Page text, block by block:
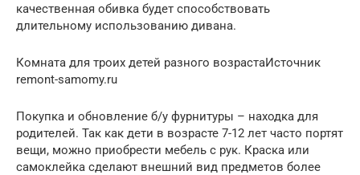
качественная обивка будет способствовать
длительному использованию дивана.
Комната для троих детей разного возрастаИсточник
remont-samomy.ru
Покупка и обновление б/у фурнитуры – находка для
родителей. Так как дети в возрасте 7-12 лет часто портят
вещи, можно приобрести мебель с рук. Краска или
самоклейка сделают внешний вид предметов более